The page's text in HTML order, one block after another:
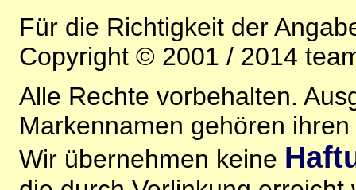
Für die Richtigkeit der
Copyright © 2001 / 2014
Alle Rechte vorbehalten.
Markennamen gehören
Wir übernehmen keine